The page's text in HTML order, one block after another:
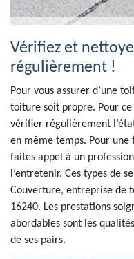
Vérifiez et
régulièrement !
Pour vous assurer d’une
toiture soit propre. Pour
vérifier régulièrement
en même temps. Pour
faites appel à un
l’entretenir. Ces types de
Couverture, entreprise de
16240. Les prestations
abordables sont les
de ses pairs.